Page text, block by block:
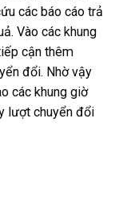
các báo cáo trả
Vào các khung
cận thêm
đổi. Nhờ vậy
các khung giờ
lượt chuyển đổi